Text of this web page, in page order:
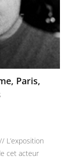
Paris,
L’exposition
cet acteur